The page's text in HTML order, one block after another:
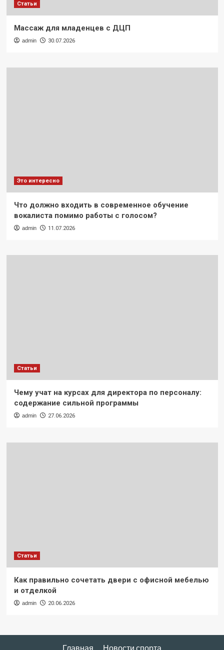
Статьи
Массаж для младенцев с ДЦП
admin 30.07.2026
Это интересно
Что должно входить в современное обучение
вокалиста помимо работы с голосом?
admin 11.07.2026
Статьи
Чему учат на курсах для директора по персоналу:
содержание сильной программы
admin 27.06.2026
Статьи
Как правильно сочетать двери с офисной мебелью
и отделкой
admin 20.06.2026
Главная Новости спорта